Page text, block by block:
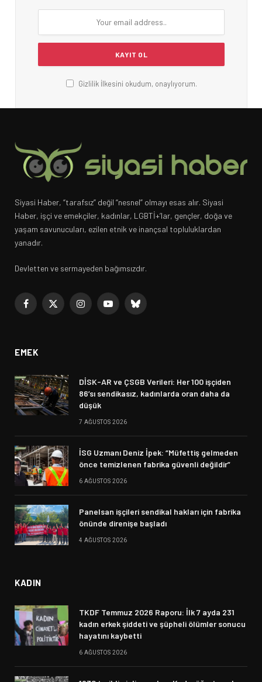
Gizlilik İlkesini okudum, onaylıyorum.
Siyasi Haber, “tarafsız” değil “nesnel” olmayı esas alır. Siyasi
Haber, işçi ve emekçiler, kadınlar, LGBTİ+’lar, gençler, doğa ve
yaşam savunucuları, ezilen etnik ve inançsal topluluklardan
yanadır.
Devletten ve sermayeden bağımsızdır.
Facebook
X
InstagramYouTubeBluesky
EMEK
DİSK-AR ve ÇSGB Verileri: Her 100 işçiden
86’sı sendikasız, kadınlarda oran daha da
düşük
7 AĞUSTOS 2026
İSG Uzmanı Deniz İpek: “Müfettiş gelmeden
önce temizlenen fabrika güvenli değildir”
6 AĞUSTOS 2026
Panelsan işçileri sendikal hakları için fabrika
önünde direnişe başladı
4 AĞUSTOS 2026
KADIN
TKDF Temmuz 2026 Raporu: İlk 7 ayda 231
kadın erkek şiddeti ve şüpheli ölümler sonucu
hayatını kaybetti
6 AĞUSTOS 2026